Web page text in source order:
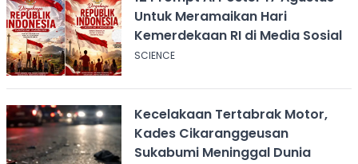
Untuk Meramaikan Hari
Kemerdekaan RI di Media Sosial
SCIENCE
Kecelakaan Tertabrak Motor,
Kades Cikaranggeusan
Sukabumi Meninggal Dunia